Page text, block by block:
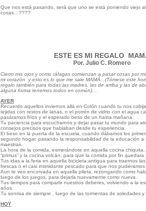
Que nos está pasando, será que uno se está poniendo viejo
cosas…????
ESTE ES MI REGALO
Por. Julio C. Romero
Cierro mis ojos y como ráfagas comienzan a pasar cosas por
mi corazón y esto es lo que me sale MAMÁ...(Tómese este
regalo también para todas las madres, las de arriba y las de
alguna forma tenemos todos en común)…
AYER
Recuerdo aquellos inviernos allá en Colón cuando tu nos
tejidas con restos de lanas, o el porrón de vidrio con el agua
pasáramos fríos y el esperado beso de un hasta mañana.
Tu paciencia para escucharnos y dejar pasar tu mundo para
consejos precisos que hablaban desde tu experiencia.
El beso en la puerta de la escuela, cuando dábamos los
segundo hogar, pasando la responsabilidad de la educación a
maestras.
La hora de la comida, esmerándote en aquella cocina
“primus” y la cocina volcán, para que la comida por fin quedara
Tus idas a la feria en aquella bicicleta antigua para traernos
frescas o el casi intimidante pescado para que nos
Aun te veo encorvada en aquella pileta, rezongando como
luego de los juegos, para dejarla nuevamente como nueva.
Tus tiempos para compartir nuestros deberes, volviendo a la
años.
Tu sonrisa de siempre , luego de las tormentas de soledades
HOY